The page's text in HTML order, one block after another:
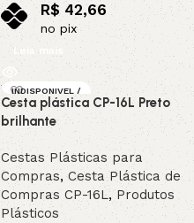
R$ 42,66
no pix
Leia mais
INDISPONIVEL /
SOB ENCOMEND
Cesta plástica CP-16L Preto
brilhante
Cestas Plásticas para
Compras,Cesta Plástica de
Compras CP-16L,Produtos
Plásticos